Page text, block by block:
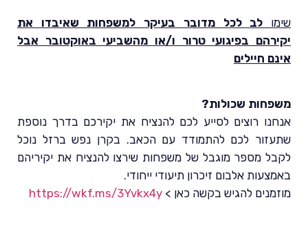
שימו לב לכל מדובר בעיקר למשפחות שאיבדו את
יקירהם בפיגועי טרור ו/או מהשביעי באוקטובר אבל
אינם חיילים
משפחות שכולות?
אנחנו רוצים לסייע לכם להנציח את יקירכם בדרך נוספת
שתעזור לכם להתמודד עם הכאב. בקרן נפש ברזל נוכל
לקבל מספר מוגבל של משפחות שירצו להנציח את יקיריהם
באמצעות אלבום זיכרון תיעודי ייחודי.
מוזמנים להגיש בקשה כאן > https://wkf.ms/3Yvkx4y